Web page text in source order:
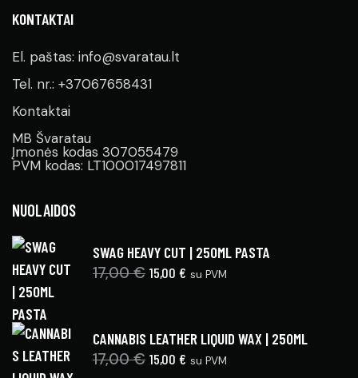
KONTAKTAI
El. paštas: info@svaratau.lt
Tel. nr.: +37067658431
Kontaktai
MB Švaratau
Įmonės kodas 307055479
PVM kodas: LT100017497811
NUOLAIDOS
SWAG HEAVY CUT | 250ML PASTA
17,00€ 15,00 € su PVM
CANNABIS LEATHER LIQUID WAX | 250ML
17,00€ 15,00 € su PVM